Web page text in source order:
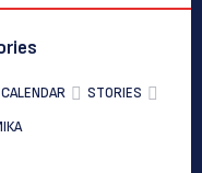
CALENDAR
STORIES